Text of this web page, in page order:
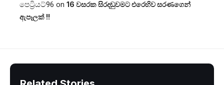
පෙට්‍රියට්96 on 16 වසරක සිරදඬුවමට එරෙහිව සරණගෙන්
ඇපෑලක් !!